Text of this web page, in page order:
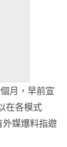
月，早前宣
在各模式
媒爆料指遊